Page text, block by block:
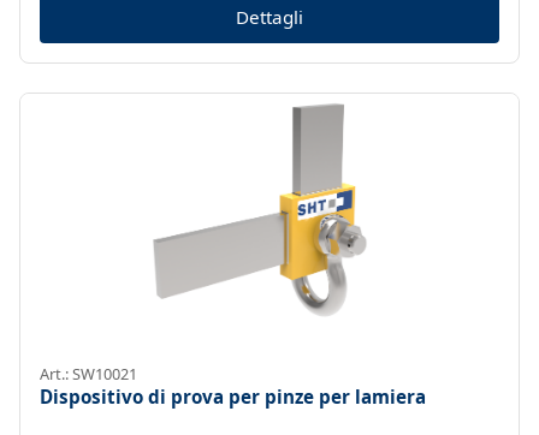
Dettagli
Art.: SW10021
Dispositivo di prova per pinze per lamiera